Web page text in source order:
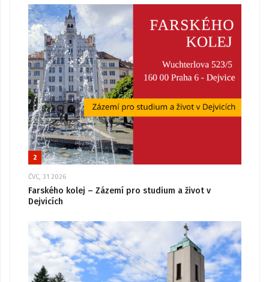
2
ČVC, 31 2026
Farského kolej – Zázemí pro studium a život v
Dejvicích